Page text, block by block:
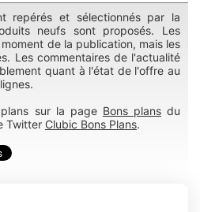
repérés et sélectionnés par la
neufs sont proposés. Les
de la publication, mais les
Les commentaires de l'actualité
quant à l'état de l'offre au
sur la page Bons plansdu
Twitter Clubic Bons Plans.